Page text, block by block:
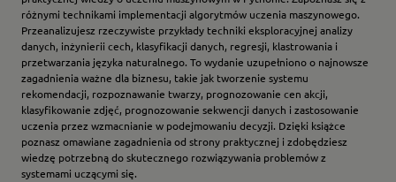
różnymi technikami implementacji algorytmów uczenia maszynowego.
Przeanalizujesz rzeczywiste przykłady techniki eksploracyjnej analizy
danych, inżynierii cech, klasyfikacji danych, regresji, klastrowania i
przetwarzania języka naturalnego. To wydanie uzupełniono o najnowsze
zagadnienia ważne dla biznesu, takie jak tworzenie systemu
rekomendacji, rozpoznawanie twarzy, prognozowanie cen akcji,
klasyfikowanie zdjęć, prognozowanie sekwencji danych i zastosowanie
uczenia przez wzmacnianie w podejmowaniu decyzji. Dzięki książce
poznasz omawiane zagadnienia od strony praktycznej i zdobędziesz
wiedzę potrzebną do skutecznego rozwiązywania problemów z
systemami uczącymi się.